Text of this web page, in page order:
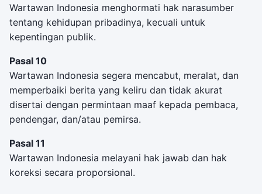
Wartawan Indonesia menghormati hak narasumber
tentang kehidupan pribadinya, kecuali untuk
kepentingan publik.
Pasal 10
Wartawan Indonesia segera mencabut, meralat, dan
memperbaiki berita yang keliru dan tidak akurat
disertai dengan permintaan maaf kepada pembaca,
pendengar, dan/atau pemirsa.
Pasal 11
Wartawan Indonesia melayani hak jawab dan hak
koreksi secara proporsional.